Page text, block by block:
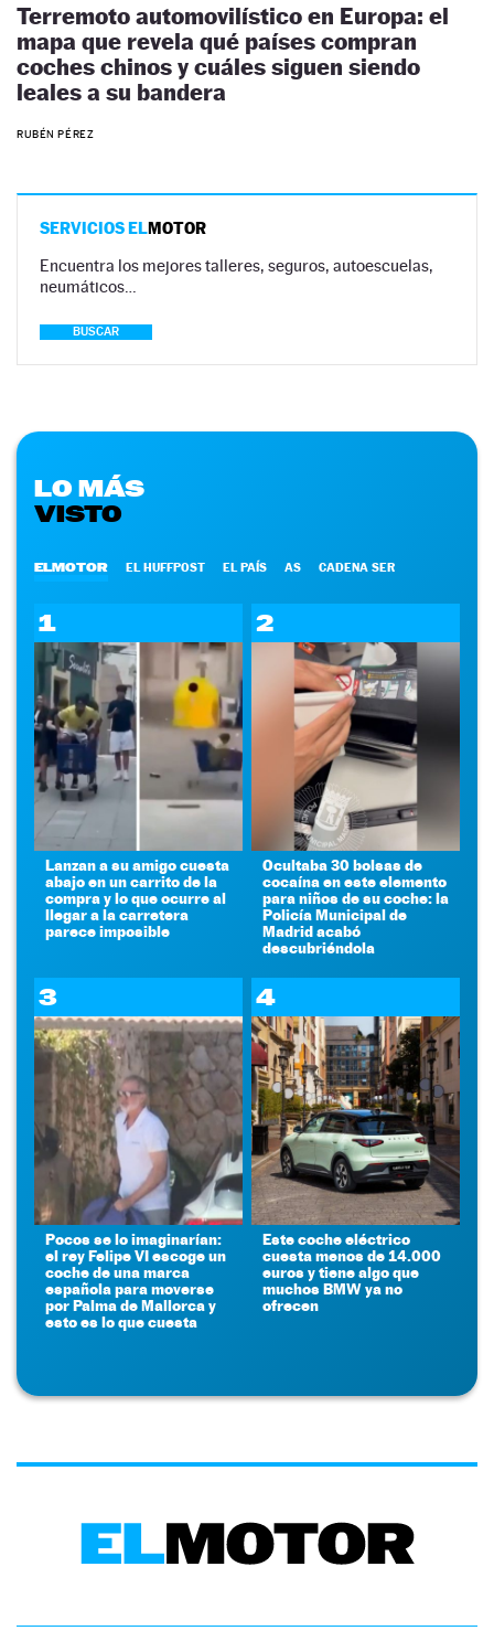
Terremoto automovilístico en Europa: el
mapa que revela qué países compran
coches chinos y cuáles siguen siendo
leales a su bandera
RUBÉN PÉREZ
SERVICIOS ELMOTOR
Encuentra los mejores talleres, seguros, autoescuelas,
neumáticos…
BUSCAR
LO MÁS
VISTO
ELMOTOR EL HUFFPOST EL PAÍS AS CADENA SER
1
Lanzan a su amigo cuesta
abajo en un carrito de la
compra y lo que ocurre al
llegar a la carretera
parece imposible
2
Ocultaba 30 bolsas de
cocaína en este elemento
para niños de su coche: la
Policía Municipal de
Madrid acabó
descubriéndola
3
Pocos se lo imaginarían:
el rey Felipe VI escoge un
coche de una marca
española para moverse
por Palma de Mallorca y
esto es lo que cuesta
4
Este coche eléctrico
cuesta menos de 14.000
euros y tiene algo que
muchos BMW ya no
ofrecen